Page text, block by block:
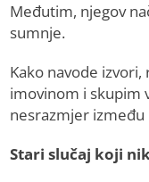
Međutim, njegov
sumnje.
Kako navode
imovinom i skupim
nesrazmjer
Stari slučaj koji